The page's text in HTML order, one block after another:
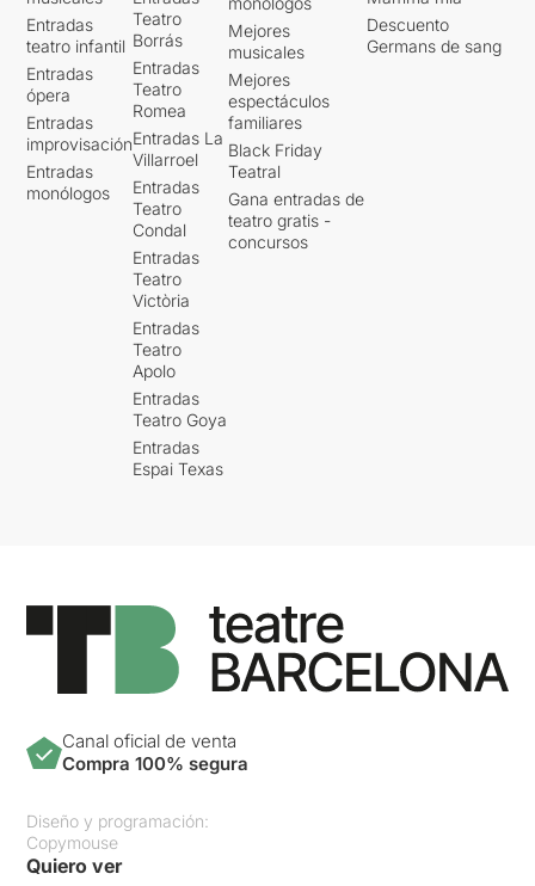
Entradas
teatro infantil
Entradas
ópera
Entradas
improvisación
Entradas
monólogos
Teatro
Borrás
Entradas
Teatro
Romea
Entradas La
Villarroel
Entradas
Teatro
Condal
Entradas
Teatro
Victòria
Entradas
Teatro
Apolo
Entradas
Teatro Goya
Entradas
Espai Texas
Mejores
musicales
Mejores
espectáculos
familiares
Black Friday
Teatral
Gana entradas de
teatro gratis -
concursos
Descuento
Germans de sang
Canal oficial de venta
Compra 100% segura
Diseño y programación:
Copymouse
Quiero ver